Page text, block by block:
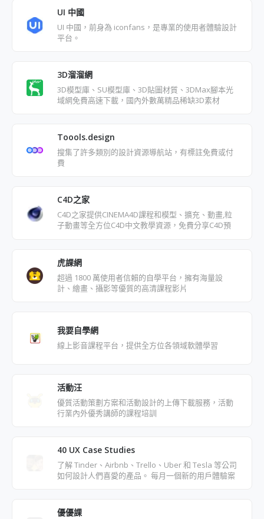
UI 中國
UI 中國，前身為 iconfans，是專業的使用者體驗設計
平台。
3D溜溜網
3D模型庫、SU模型庫、3D貼圖材質、3DMax腳本光
域網免費高速下載，國內外數萬精品稀缺3D素材
Toools.design
搜集了許多類別的設計資源導航站，有標註免費或付
費
C4D之家
C4D之家提供CINEMA4D課程和模型、擴充、動畫,粒
子動畫等全方位C4D中文教學資源，免費分享C4D預
虎課網
超過 1800 萬使用者信賴的自學平台，擁有海量設
計、繪畫、攝影等優質的高清課程影片
我要自學網
線上影音課程平台，提供全方位各領域軟體學習
活動汪
優質活動策劃方案和活動設計的上傳下載服務，活動
行業內外優秀講師的課程培訓
40 UX Case Studies
了解 Tinder、Airbnb、Trello、Uber 和 Tesla 等公司
如何設計人們喜愛的產品。 每月一個新的用戶體驗案
優優課